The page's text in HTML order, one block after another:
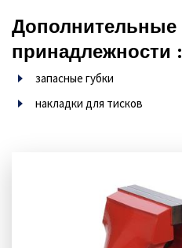
Дополнительные
принадлежности :
запасные губки
накладки для тисков